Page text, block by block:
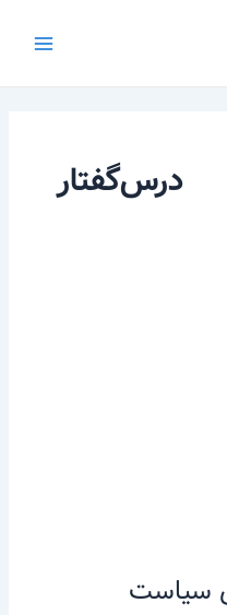
Menu
درس‌گفتار
سیاست